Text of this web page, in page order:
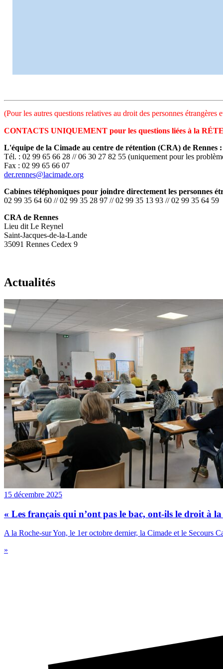
(Pour les autres questions relatives au droit des personnes
CONTACTS UNIQUEMENT pour les questions liées à la
L'équipe de la Cimade au centre de rétention (CRA) de Rennes :
Tél. : 02 99 65 66 28 // 06 30 27 82 55 (uniquement pour les
Fax : 02 99 65 66 07
der.rennes@lacimade.org
Cabines téléphoniques pour joindre directement les personnes
02 99 35 64 60 // 02 99 35 28 97 // 02 99 35 13 93 // 02 99 35 64 59
CRA de Rennes
Lieu dit Le Reynel
Saint-Jacques-de-la-Lande
35091 Rennes Cedex 9
Actualités
15 décembre 2025
« Les français qui n’ont pas le bac, ont-ils le droit à
A la Roche-sur Yon, le 1er octobre dernier, la Cimade et le Secours
»